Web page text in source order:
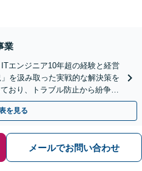
業
エンジニア10年超の経験と経営
を汲み取った実戦的な解決策を
おり、トラブル防止から紛争解
半蔵門駅4分】
を見る
メールでお問い合わせ